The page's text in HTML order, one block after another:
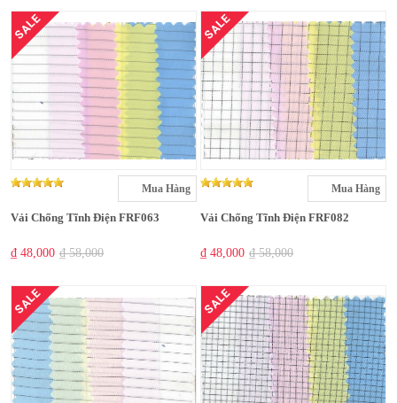
SALE
Mua Hàng
Vải Chống Tĩnh Điện FRF063
₫ 48,000 ₫ 58,000
SALE
Mua Hàng
Vải Chống Tĩnh Điện FRF082
₫ 48,000 ₫ 58,000
SALE SALE